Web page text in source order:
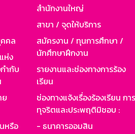
คล
ห่ง
ำกับ
หรือ
สำนักงานใหญ่
สาขา / จุดให้บริการ
สมัครงาน / ทุนการศึกษา /
นักศึกษาฝึกงาน
รายงานและช่องทางการร้อง
เรียน
ช่องทางแจ้งเรื่องร้องเรียน การ
ทุจริตและประพฤติมิชอบ :
- ธนาคารออมสิน